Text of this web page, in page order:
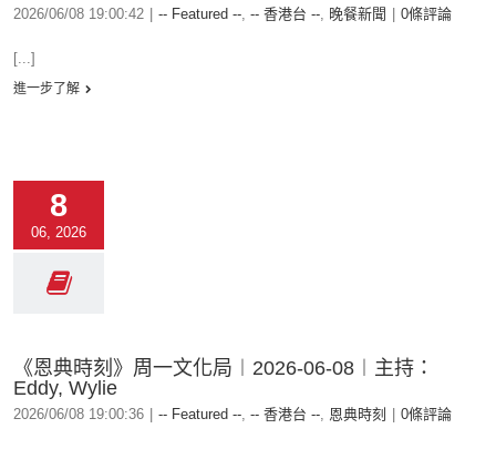
2026/06/08 19:00:42 -- Featured --, -- 香港台 --, 晚餐新聞 0條評論
[...]
進一步了解
8
06, 2026
《恩典時刻》周一文化局︱2026-06-08︱主持：
Eddy, Wylie
2026/06/08 19:00:36 -- Featured --, -- 香港台 --, 恩典時刻 0條評論